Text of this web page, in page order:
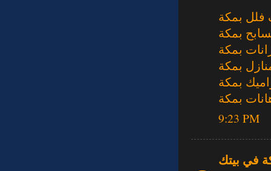
بمكة
بمكة
بمكة
بمكة
بمكة
بمكة
9:23 PM
في بيتك